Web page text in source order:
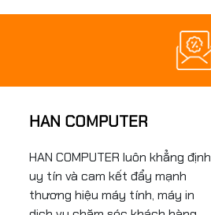
HAN COMPUTER
HAN COMPUTER luôn khẳng định
uy tín và cam kết đẩy mạnh
thương hiệu máy tính, máy in